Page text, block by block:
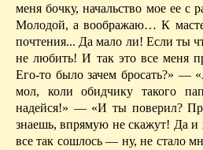
меня бочку, начальство мое ее
Молодой, а воображаю… К
почтения... Да мало ли! Если ты
не любить! И так это все меня
Его-то было зачем бро­сать?» —
мол, коли об­ид­чику такого
надейся!» — «И ты по­верил?
знаешь, впрямую не скажут! Да
все так сошлось — ну, не стало